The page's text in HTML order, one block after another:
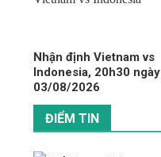
Nhận định Vietnam vs
Indonesia, 20h30 ngày
03/08/2026
ĐIỂM TIN